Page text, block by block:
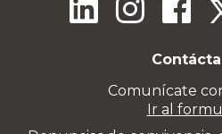
Comunícate
Ir al